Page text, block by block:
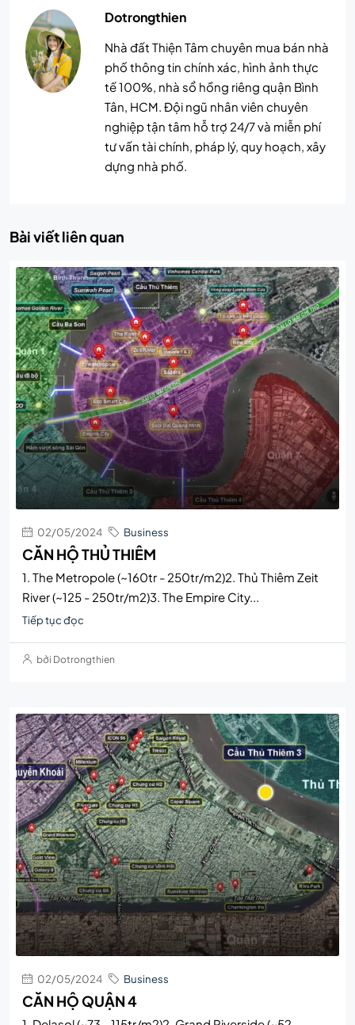
Dotrongthien
Nhà đất Thiện Tâm chuyên mua bán nhà
phố thông tin chính xác, hình ảnh thực
tế 100%, nhà sổ hồng riêng quận Bình
Tân, HCM. Đội ngũ nhân viên chuyên
nghiệp tận tâm hỗ trợ 24/7 và miễn phí
tư vấn tài chính, pháp lý, quy hoạch, xây
dựng nhà phố.
Bài viết liên quan
02/05/2024 Business
CĂN HỘ THỦ THIÊM
1. The Metropole (~160tr - 250tr/m2)2. Thủ Thiêm Zeit
River (~125 - 250tr/m2)3. The Empire City...
Tiếp tục đọc
bởi Dotrongthien
02/05/2024 Business
CĂN HỘ QUẬN 4